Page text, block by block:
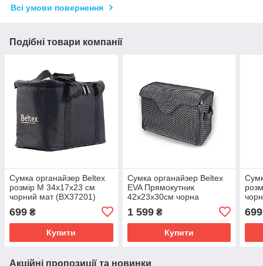
Всі умови повернення
Подібні товари компанії
Сумка органайзер Beltex
розмір M 34х17х23 см
чорний мат (BX37201)
699 ₴
Купити
Сумка органайзер Beltex
EVA Прямокутник
42х23х30см чорна
1 599₴
Купити
699
Акційні пропозиції та новинки